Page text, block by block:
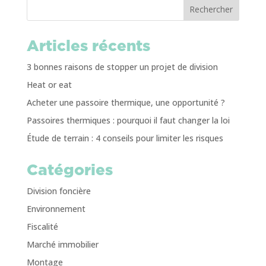
Rechercher
Articles récents
3 bonnes raisons de stopper un projet de division
Heat or eat
Acheter une passoire thermique, une opportunité ?
Passoires thermiques : pourquoi il faut changer la loi
Étude de terrain : 4 conseils pour limiter les risques
Catégories
Division foncière
Environnement
Fiscalité
Marché immobilier
Montage